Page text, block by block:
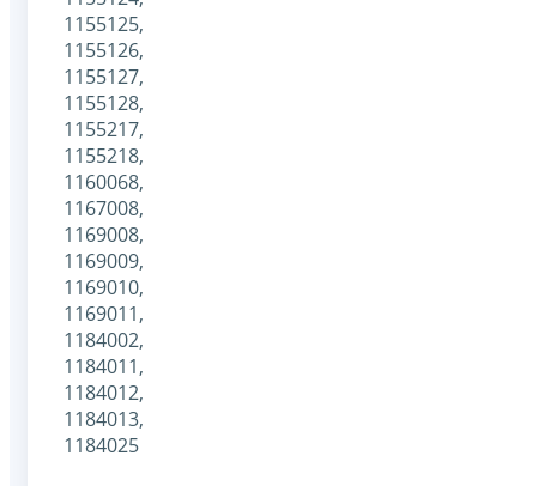
1155125,
1155126,
1155127,
1155128,
1155217,
1155218,
1160068,
1167008,
1169008,
1169009,
1169010,
1169011,
1184002,
1184011,
1184012,
1184013,
1184025